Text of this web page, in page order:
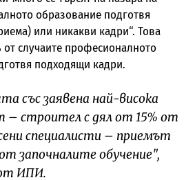
образование подготвя
или никакви кадри“. Това
от случаите професионалното
подходящи кадри.
със заявена най-висока
– строител с дял от 15% от
специалисти – приемът
започналите обучение",
ИПИ.